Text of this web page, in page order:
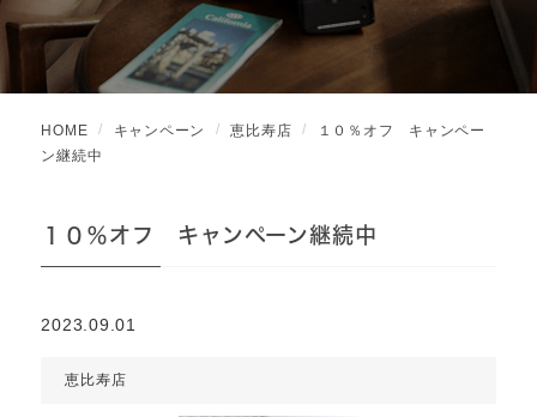
HOME キャンペーン 恵比寿店
１０％オフ キャンペー
ン継続中
１０％オフ キャンペーン継続中
2023.09.01
恵比寿店